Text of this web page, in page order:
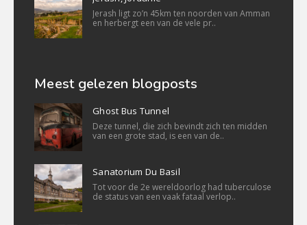
Jerash ligt zo’n 45km ten noorden van Amman
en herbergt een van de vele pr..
Meest gelezen blogposts
Ghost Bus Tunnel
Deze tunnel, die zich bevindt zich ten midden
van een grote stad, is een van de..
Sanatorium Du Basil
Tot voor de 2e wereldoorlog had tuberculose
de status van een vaak fataal verlop..